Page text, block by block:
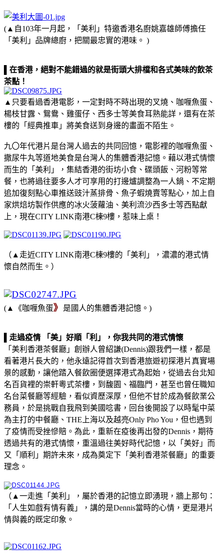
(▲自103年一月起，「美利」特邀香港名廚姚嘉雄師傅擔任
「美利」品牌總廚，把關最忠實的港味。 )
▌在香港，絕對不能錯過的就是街頭大排檔和各式美味的飲茶
茶點！
▲只要看過香港電影，一定對時不時出現的叉燒、咖喱魚蛋、
楊枝甘露、鴛鴦、雞蛋仔、西多士等美食耳熟能詳，還有在茶
樓的「經典推車」將美食送到身邊的畫面不陌生。
九〇年代港片是台灣人過去的共同回憶，電影裡的咖喱魚蛋、
撒尿牛丸等道地美食是台灣人的集體香港記憶。藉以港式情懷
而生的「美利」，集結香港的街坊小食、碟頭飯、河粉等常
餐，也將過往要多人才可享用的打邊爐調整為一人鍋、不定期
追加復刻點心車推送豉汁蒸排骨、魚子蝦燒賣等點心，加上自
家烘焙坊製作供應的冰火菠蘿油、美利流沙西多士等西點獻
上，現在CITY LINK南港C棟9樓，惹味上桌！
（▲走近CITY LINK南港C棟9樓的「美利」，濃濃的港式情
懷自然而生。）
(▲《咖喱魚蛋》 是國人的集體香港記憶。)
▌走過疫情 「美」好順「利」，你我共同的港式情懷
「美利香港茶餐廳」創辦人曾紹謙(Dennis)跟我們一樣，都是
看著港片長大的，他永遠記得首次到香港旅遊初探港片真實場
景的感動，讓他踏入餐飲圈便選擇港式為起始，從過去台北知
名百貨裡的崇軒粵式茶樓，到馥園、福臨門，甚至也曾任職知
名台菜餐廳等經驗，看似資歷深厚，但他不甘於成為餐飲業公
務員，於是挑戰自我飛到美國唸書，回台後開設了以時髦中菜
為主打的中餐廳、THE上海以及越亮Only Pho You，但也遇到
了疫情而受挫慘賠。為此，重新在疫後再出發的Dennis，期待
透過共有的港式情懷，重溫過往美好時代記憶，以「美好」而
又「順利」期許未來，成為奠定下「美利香港茶餐廳」的重要
理念。
（▲一走進「美利」，屬於香港的記憶立即湧現，牆上那句：
「人生如戲有情有義」，講的是Dennis當時的心情，更是港片
情與義的既定印象。